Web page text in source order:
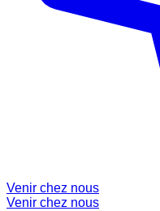
Venir chez nous
Venir chez nous